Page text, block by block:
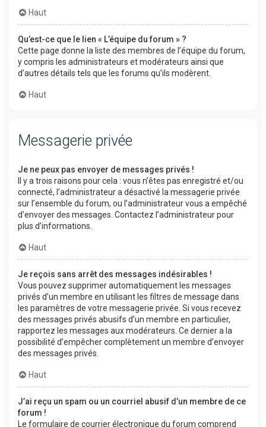
Haut
Qu’est-ce que le lien « L’équipe du forum » ?
Cette page donne la liste des membres de l’équipe du forum,
y compris les administrateurs et modérateurs ainsi que
d’autres détails tels que les forums qu’ils modèrent.
Haut
Messagerie privée
Je ne peux pas envoyer de messages privés !
Il y a trois raisons pour cela : vous n’êtes pas enregistré et/ou
connecté, l’administrateur a désactivé la messagerie privée
sur l’ensemble du forum, ou l’administrateur vous a empêché
d’envoyer des messages. Contactez l’administrateur pour
plus d’informations.
Haut
Je reçois sans arrêt des messages indésirables !
Vous pouvez supprimer automatiquement les messages
privés d’un membre en utilisant les filtres de message dans
les paramètres de votre messagerie privée. Si vous recevez
des messages privés abusifs d’un membre en particulier,
rapportez les messages aux modérateurs. Ce dernier a la
possibilité d’empêcher complètement un membre d’envoyer
des messages privés.
Haut
J’ai reçu un spam ou un courriel abusif d’un membre de ce
forum !
Le formulaire de courrier électronique du forum comprend